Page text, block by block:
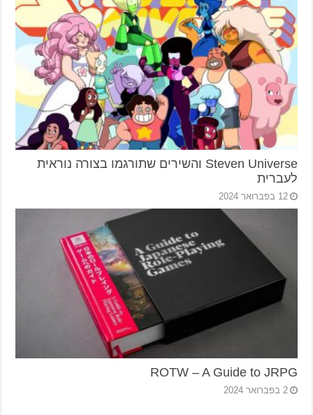
Steven Universe והשירים שתורגמו בצורה נוראית
לעברית
12 בפברואר 2024
ROTW – A Guide to JRPG
2 בפברואר 2024